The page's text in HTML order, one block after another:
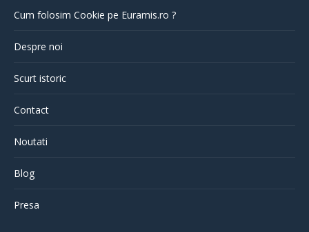
Cum folosim Cookie pe Euramis.ro ?
Despre noi
Scurt istoric
Contact
Noutati
Blog
Presa